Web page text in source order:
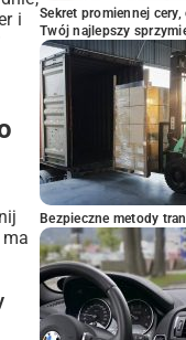
i
Sekret promiennej
Twój najlepszy
Bezpieczne metody